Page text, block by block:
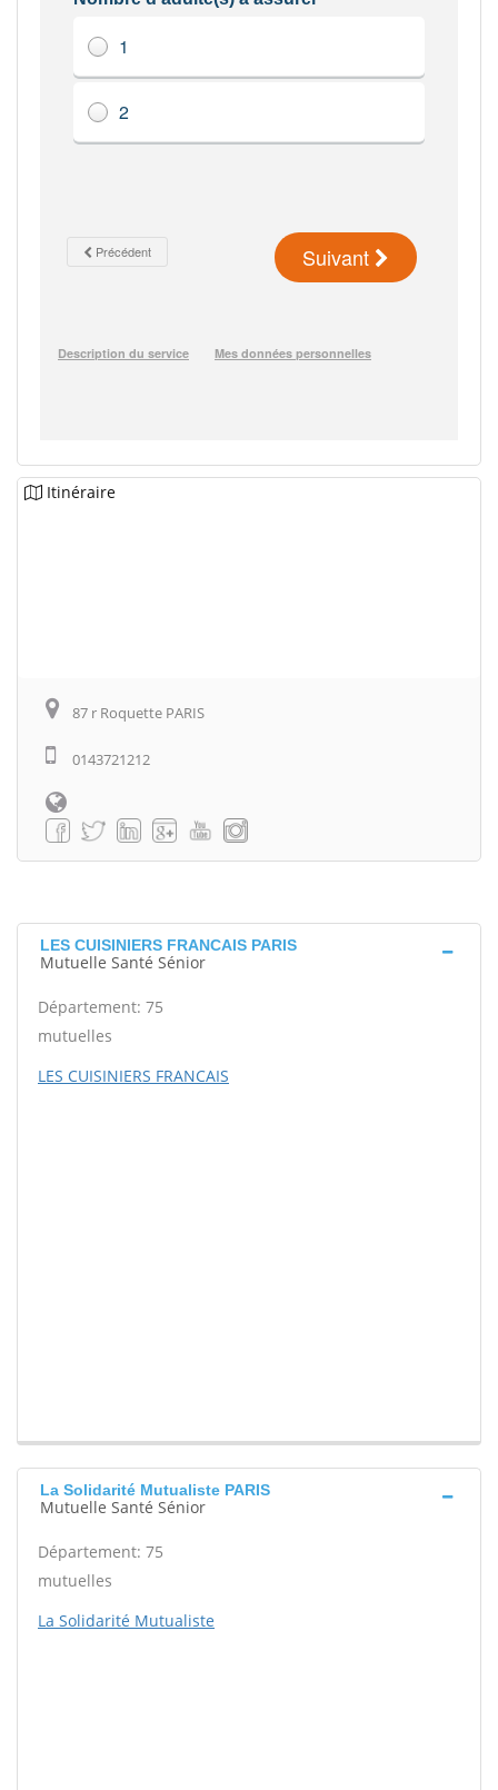
Itinéraire
87 r Roquette PARIS
0143721212
LES CUISINIERS FRANCAIS PARIS
Mutuelle Santé Sénior
Département: 75
mutuelles
LES CUISINIERS FRANCAIS
La Solidarité Mutualiste PARIS
Mutuelle Santé Sénior
Département: 75
mutuelles
La Solidarité Mutualiste